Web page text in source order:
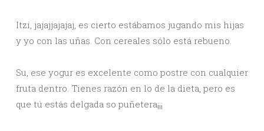
Itzi, jajajjajajaj, es cierto estábamos jugando mis hijas
y yo con las uñas. Con cereales sólo está rebueno.
Su, ese yogur es excelente como postre con cualquier
fruta dentro. Tienes razón en lo de la dieta, pero es
que tú estás delgada so puñetera¡¡¡